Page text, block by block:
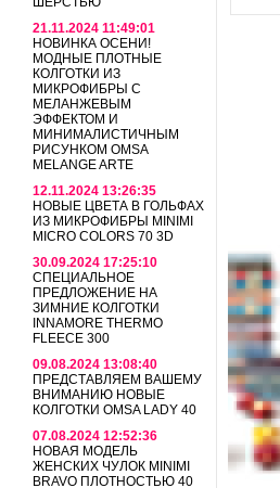
21.11.2024 11:49:01
НОВИНКА ОСЕНИ!
МОДНЫЕ ПЛОТНЫЕ
КОЛГОТКИ ИЗ
МИКРОФИБРЫ С
МЕЛАНЖЕВЫМ
ЭФФЕКТОМ И
МИНИМАЛИСТИЧНЫМ
РИСУНКОМ OMSA
MELANGE ARTE
12.11.2024 13:26:35
НОВЫЕ ЦВЕТА В ГОЛЬФАХ
ИЗ МИКРОФИБРЫ MINIMI
MICRO COLORS 70 3D
30.09.2024 17:25:10
СПЕЦИАЛЬНОЕ
ПРЕДЛОЖЕНИЕ НА
ЗИМНИЕ КОЛГОТКИ
INNAMORE THERMO
FLEECE 300
09.08.2024 13:08:40
ПРЕДСТАВЛЯЕМ ВАШЕМУ
ВНИМАНИЮ НОВЫЕ
КОЛГОТКИ OMSA LADY 40
07.08.2024 12:52:36
НОВАЯ МОДЕЛЬ
ЖЕНСКИХ ЧУЛОК MINIMI
BRAVO ПЛОТНОСТЬЮ 40